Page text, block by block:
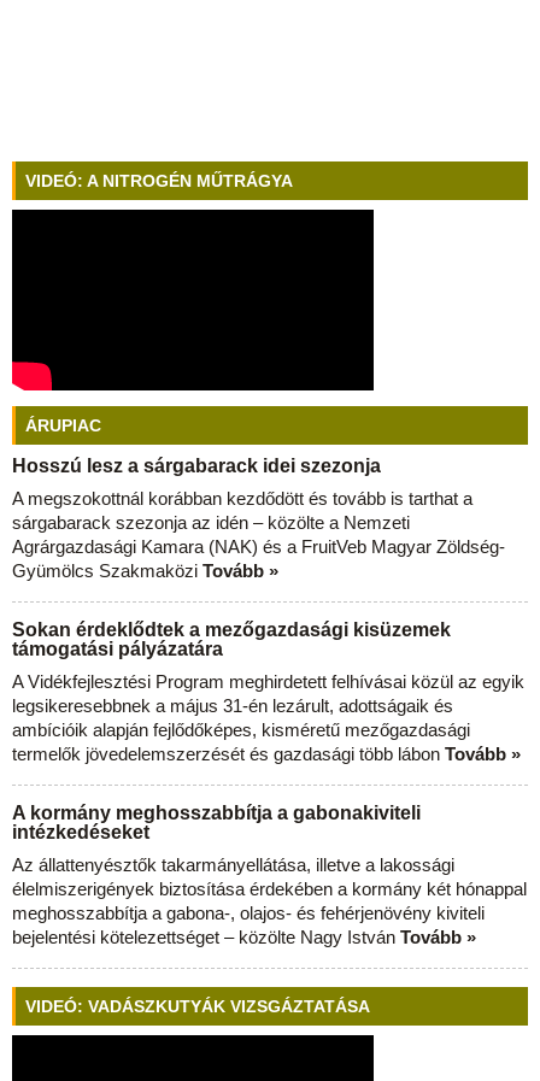
VIDEÓ: A NITROGÉN MŰTRÁGYA
ÁRUPIAC
Hosszú lesz a sárgabarack idei szezonja
A megszokottnál korábban kezdődött és tovább is tarthat a
sárgabarack szezonja az idén – közölte a Nemzeti
Agrárgazdasági Kamara (NAK) és a FruitVeb Magyar Zöldség-
Gyümölcs Szakmaközi Tovább »
Sokan érdeklődtek a mezőgazdasági kisüzemek
támogatási pályázatára
A Vidékfejlesztési Program meghirdetett felhívásai közül az egyik
legsikeresebbnek a május 31-én lezárult, adottságaik és
ambícióik alapján fejlődőképes, kisméretű mezőgazdasági
termelők jövedelemszerzését és gazdasági több lábon Tovább »
A kormány meghosszabbítja a gabonakiviteli
intézkedéseket
Az állattenyésztők takarmányellátása, illetve a lakossági
élelmiszerigények biztosítása érdekében a kormány két hónappal
meghosszabbítja a gabona-, olajos- és fehérjenövény kiviteli
bejelentési kötelezettséget – közölte Nagy István Tovább »
VIDEÓ: VADÁSZKUTYÁK VIZSGÁZTATÁSA